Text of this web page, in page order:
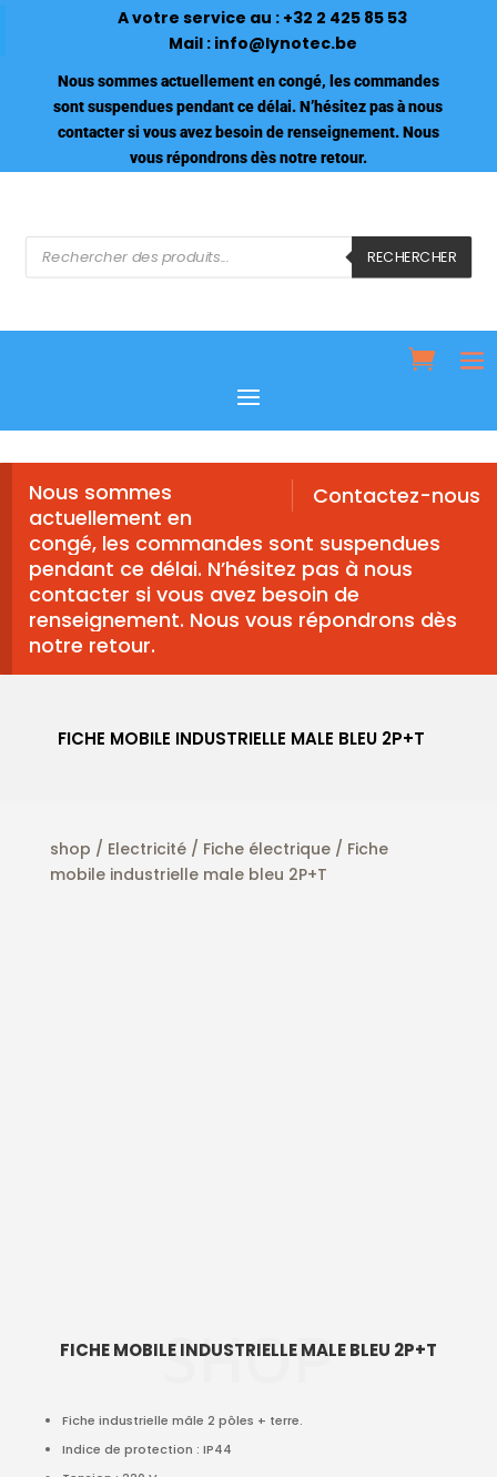
A votre service au : +32 2 425 85 53
Mail : info@lynotec.be
Nous sommes actuellement en congé, les commandes
sont suspendues pendant ce délai. N’hésitez pas à nous
contacter si vous avez besoin de renseignement. Nous
vous répondrons dès notre retour.
Recherche
de
produits
RECHERCHER
Contactez-nous
Nous sommes
actuellement en
congé, les commandes sont suspendues
pendant ce délai. N’hésitez pas à nous
contacter si vous avez besoin de
renseignement. Nous vous répondrons dès
notre retour.
FICHE MOBILE INDUSTRIELLE MALE BLEU 2P+T
shop / Electricité/ Fiche électrique/ Fiche
mobile industrielle male bleu 2P+T
SHOP
FICHE MOBILE INDUSTRIELLE MALE BLEU 2P+T
Fiche industrielle mâle 2 pôles + terre.
Indice de protection : IP44